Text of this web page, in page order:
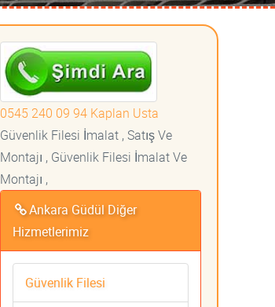
0545 240 09 94 Kaplan Usta
Güvenlik Filesi İmalat , Satış Ve
Montajı , Güvenlik Filesi İmalat Ve
Montajı ,
Ankara Güdül Diğer
Hizmetlerimiz
Güvenlik Filesi